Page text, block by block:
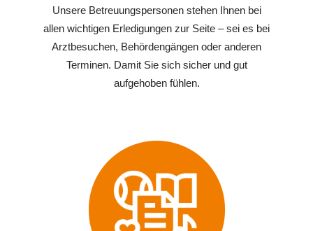
Unsere Betreuungspersonen stehen Ihnen bei
allen wichtigen Erledigungen zur Seite – sei es bei
Arztbesuchen, Behördengängen oder anderen
Terminen. Damit Sie sich sicher und gut
aufgehoben fühlen.